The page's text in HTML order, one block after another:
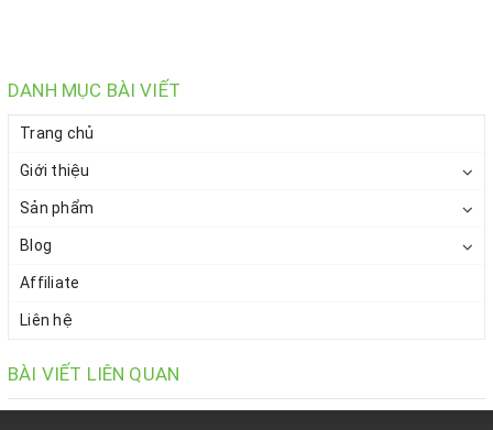
DANH MỤC BÀI VIẾT
Trang chủ
Giới thiệu
Sản phẩm
Blog
Affiliate
Liên hệ
BÀI VIẾT LIÊN QUAN